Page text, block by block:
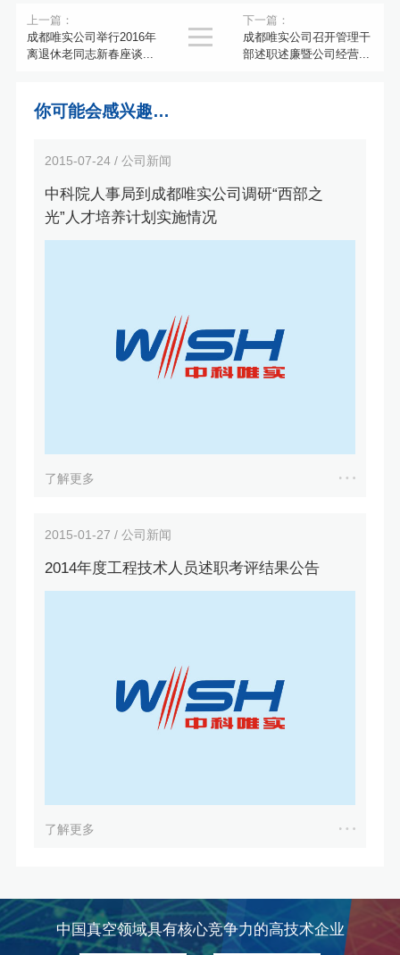
上一篇：
成都唯实公司举行2016年
离退休老同志新春座谈...
下一篇：
成都唯实公司召开管理干
部述职述廉暨公司经营...

你可能会感兴趣…
2015-07-24 / 公司新闻
中科院人事局到成都唯实公司调研“西部之
光”人才培养计划实施情况
了解更多
2015-01-27 / 公司新闻
2014年度工程技术人员述职考评结果公告
了解更多
中国真空领域具有核心竞争力的高技术企业